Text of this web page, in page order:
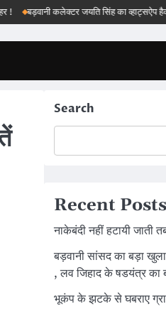
कलेक्टर जयति सिंह का व्हाट्सऐप हैक,
Search
Recent Posts
नाकेबंदी नहीं हटायी जाती
बड़वानी सांसद का बड़ा
, लव जिहाद के षडयंत्र का
भूकंप के झटके से घबराए